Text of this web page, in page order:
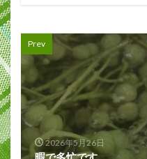
Prev
2026年5月26日